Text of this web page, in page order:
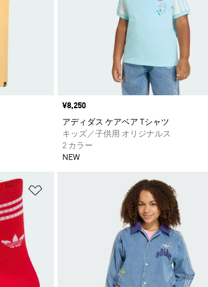
価格
¥8,250
アディダス ケアベア Tシャツ
キッズ／子供用 オリジナルス
2 カラー
NEW
ほしいものリストに追加